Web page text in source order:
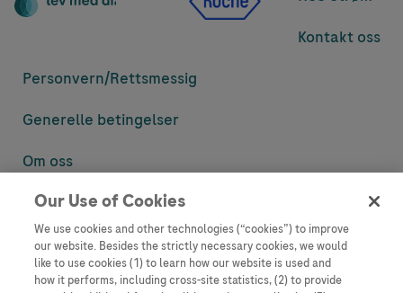
Kontakt oss
Personvern/Rettsmessig
Generelle betingelser
Om oss
Denne nettsiden inneholder informasjon som er målsatt til en stor
informasjon som ellers ikke er tilgjengelig eller gyldig i ditt land.
Vennligst vær oppmerksom på at vi ikke tar noe ansvar for tilgang til
informasjon som muligens ikke er i samsvar med noen gyldig juridisk
prosess, regulering, registrering eller bruk i bostedslandet ditt.
Our Use of Cookies
We use cookies and other technologies (“cookies”) to improve
our website. Besides the strictly necessary cookies, we would
like to use cookies (1) to learn how our website is used and
how it performs, including cross-site statistics, (2) to provide